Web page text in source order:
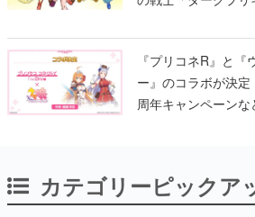
『プリコネR』と
ー』のコラボが決定
周年キャンペーンな
カテゴリーピックア